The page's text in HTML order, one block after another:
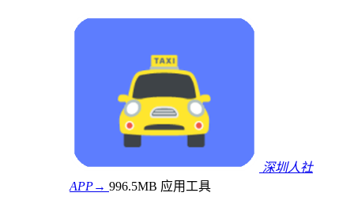
深圳人社
APP→ 996.5MB 应用工具